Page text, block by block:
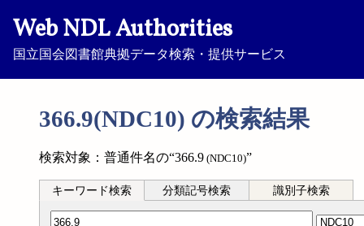
Web NDL Authorities
国立国会図書館典拠データ検索・提供サービス
366.9(NDC10) の検索結果
検索対象：普通件名の“366.9 (NDC10)”
キーワード検索 分類記号検索 識別子検索
分類記号検索